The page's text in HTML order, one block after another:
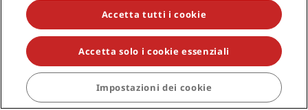
Aiuto
Social media
Marchi Radisson Hotels
Accetta tutti i cookie
Accetta solo i cookie essenziali
Impostazioni dei cookie